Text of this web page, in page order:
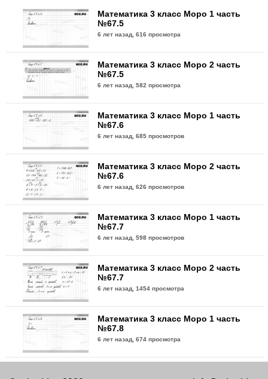
Математика 3 класс Моро 1 часть
№67.5
6 лет назад,616 просмотра
Математика 3 класс Моро 2 часть
№67.5
6 лет назад,582 просмотра
Математика 3 класс Моро 1 часть
№67.6
6 лет назад,685 просмотров
Математика 3 класс Моро 2 часть
№67.6
6 лет назад,626 просмотров
Математика 3 класс Моро 1 часть
№67.7
6 лет назад,598 просмотров
Математика 3 класс Моро 2 часть
№67.7
6 лет назад,1454 просмотра
Математика 3 класс Моро 1 часть
№67.8
6 лет назад,674 просмотра